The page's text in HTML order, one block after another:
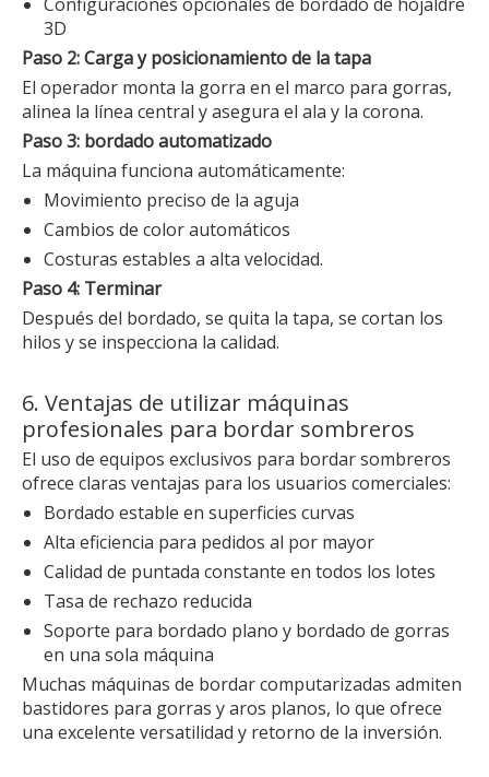
Configuraciones opcionales de bordado de hojaldre
3D
Paso 2: Carga y posicionamiento de la tapa
El operador monta la gorra en el marco para gorras,
alinea la línea central y asegura el ala y la corona.
Paso 3: bordado automatizado
La máquina funciona automáticamente:
Movimiento preciso de la aguja
Cambios de color automáticos
Costuras estables a alta velocidad.
Paso 4: Terminar
Después del bordado, se quita la tapa, se cortan los
hilos y se inspecciona la calidad.
6. Ventajas de utilizar máquinas
profesionales para bordar sombreros
El uso de equipos exclusivos para bordar sombreros
ofrece claras ventajas para los usuarios comerciales:
Bordado estable en superficies curvas
Alta eficiencia para pedidos al por mayor
Calidad de puntada constante en todos los lotes
Tasa de rechazo reducida
Soporte para bordado plano y bordado de gorras
en una sola máquina
Muchas máquinas de bordar computarizadas admiten
bastidores para gorras y aros planos, lo que ofrece
una excelente versatilidad y retorno de la inversión.